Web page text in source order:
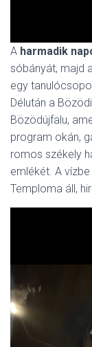
A harmadik
sóbányát, majd
egy
Délután a
Bözödújfalu,
program okán,
romos székely
emlékét. A
Temploma áll,